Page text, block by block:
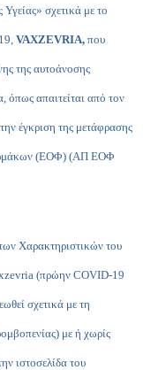
σχετικά με το
VAXZEVRIA, που
της αυτοάνοσης
όπως απαιτείται από τον
έγκριση της μετάφρασης
(ΕΟΦ) (ΑΠ ΕΟΦ
Χαρακτηριστικών του
(πρώην COVID-19
σχετικά με τη
με ή χωρίς
ιστοσελίδα του